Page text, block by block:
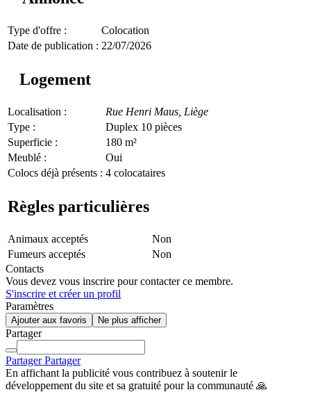
Type d'offre :
Colocation
Date de publication : 22/07/2026
Logement
Localisation : Rue Henri Maus, Liège
Type :
Duplex 10 pièces
Superficie :
180 m²
Meublé :
Oui
Colocs déjà présents : 4 colocataires
Règles particulières
Animaux acceptés
Non
Fumeurs acceptés
Non
Contacts
Vous devez vous inscrire pour contacter ce membre.
S'inscrire et créer un profil
Paramètres
Ajouter aux favoris Ne plus afficher
Partager
PartagerPartager
En affichant la publicité vous contribuez à soutenir le
développement du site et sa gratuité pour la communauté 🙏